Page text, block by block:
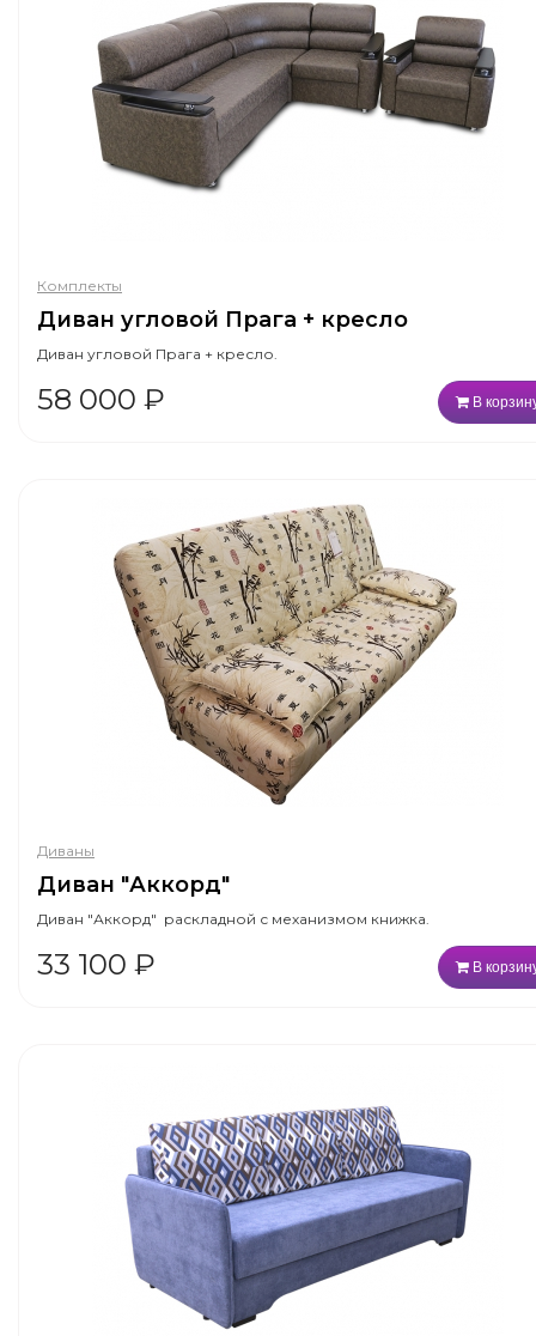
Комплекты
Диван угловой Прага + кресло
Диван угловой Прага + кресло.
58 000 ₽ В
Диваны
Диван "Аккорд"
Диван "Аккорд" раскладной с механизмом книжка.
33 100 ₽ В